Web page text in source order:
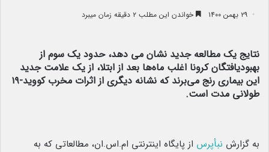
۲۹ بهمن ۱۴۰۰ خواندن این مطلب ۲ دقیقه زمان میبرد
نتایج یک مطالعه جدید نشان می دهد، حدود یک سوم از
بهبودیافتگان کرونا اغلب ماه‌ها بعد از ابتلا، از یک علامت جدید
این بیماری رنج می‌برند که نشانه دیگری از اثرات مخرب کووید-۱۹
طولانی مدت است.
به گزارش نبأپرس از پایگاه اینترنتی ام.اس.ان، مطالعاتی که به